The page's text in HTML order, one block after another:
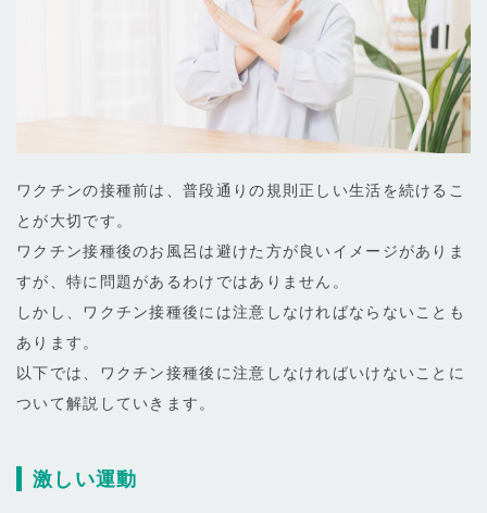
ワクチンの接種前は、普段通りの規則正しい生活を続けるこ
とが大切です。
ワクチン接種後のお風呂は避けた方が良いイメージがありま
すが、特に問題があるわけではありません。
しかし、ワクチン接種後には注意しなければならないことも
あります。
以下では、ワクチン接種後に注意しなければいけないことに
ついて解説していきます。
激しい運動